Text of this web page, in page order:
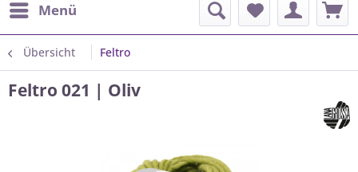
Menü
Übersicht Feltro
Feltro 021 | Oliv